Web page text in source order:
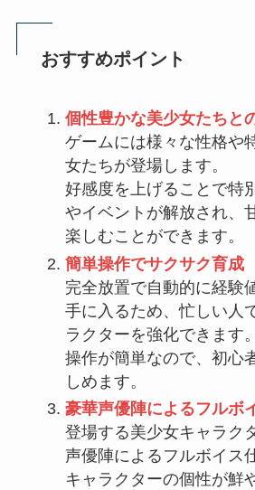
おすすめポイント
個性豊かな美少女たちと
ゲームには様々な性格や
女たちが登場します。
好感度を上げることで特
やイベントが解放され、
楽しむことができます。
簡単操作でサクサク育成
完全放置で自動的に経験
手に入るため、忙しい人
ラクターを強化できます。
操作が簡単なので、初心
しめます。
豪華声優陣によるフルボ
登場する美少女キャラク
声優陣によるフルボイス
キャラクターの個性が鮮